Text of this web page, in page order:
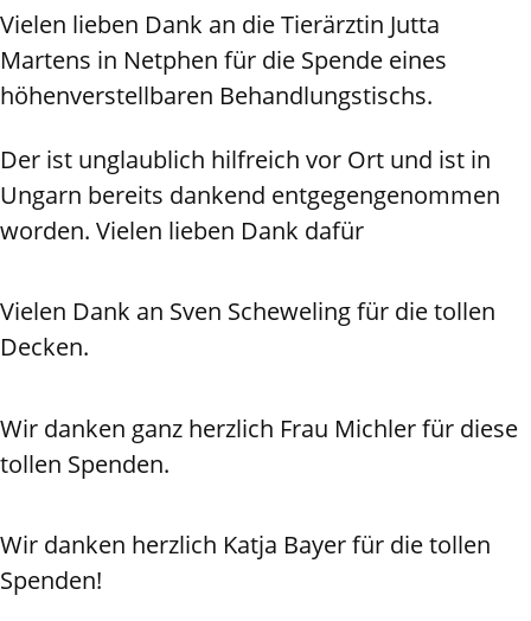
Vielen lieben Dank an die Tierärztin Jutta
Martens in Netphen für die Spende eines
höhenverstellbaren Behandlungstischs.
Der ist unglaublich hilfreich vor Ort und ist in
Ungarn bereits dankend entgegengenommen
worden. Vielen lieben Dank dafür
Vielen Dank an Sven Scheweling für die tollen
Decken.
Wir danken ganz herzlich Frau Michler für diese
tollen Spenden.
Wir danken herzlich Katja Bayer für die tollen
Spenden!